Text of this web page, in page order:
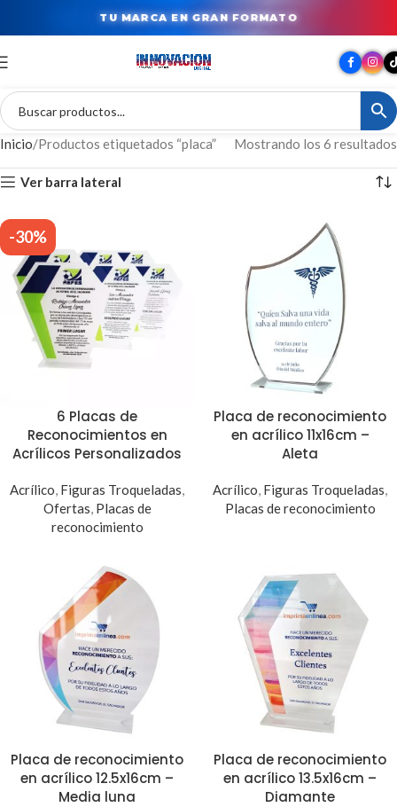
TU MARCA EN GRAN FORMATO
Inicio Productos etiquetados “placa” Mostrando los 6 resultados
Ver barra lateral
-30%
6 Placas de
Reconocimientos en
Acrílicos Personalizados
Acrílico, Figuras Troqueladas,
Ofertas, Placas de
reconocimiento
Placa de reconocimiento
en acrílico 11x16cm –
Aleta
Acrílico, Figuras Troqueladas,
Placas de reconocimiento
Placa de reconocimiento
en acrílico 12.5x16cm –
Media luna
Placa de reconocimiento
en acrílico 13.5x16cm –
Diamante